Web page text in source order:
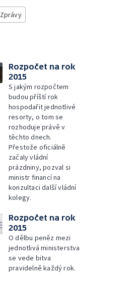
Zprávy
Rozpočet na rok
2015
S jakým rozpočtem
budou příští rok
hospodařit jednotlivé
resorty, o tom se
rozhoduje právě v
těchto dnech.
Přestože oficiálně
začaly vládní
prázdniny, pozval si
ministr financí na
konzultaci další vládní
kolegy.
Rozpočet na rok
2015
O dělbu peněz mezi
jednotlivá ministerstva
se vede bitva
pravidelně každý rok.